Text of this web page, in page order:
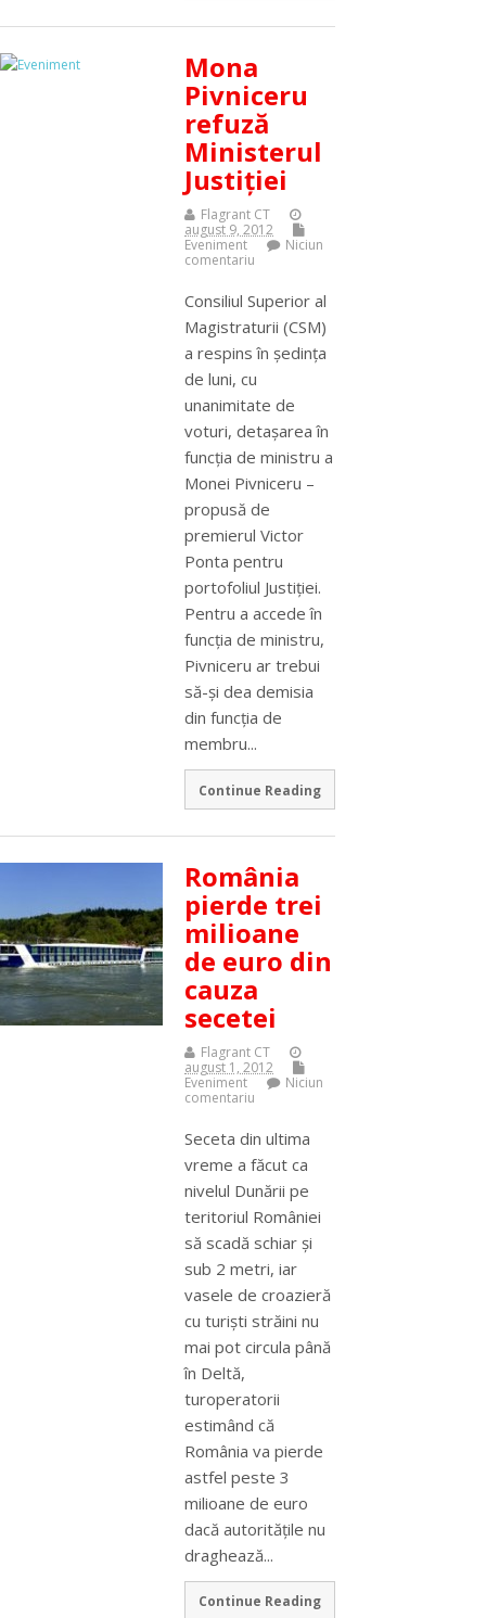
Mona
Pivniceru
refuză
Ministerul
Justiţiei
Flagrant CT
august 9, 2012
Eveniment
Niciun
comentariu
Consiliul Superior al
Magistraturii (CSM)
a respins în şedinţa
de luni, cu
unanimitate de
voturi, detaşarea în
funcţia de ministru a
Monei Pivniceru –
propusă de
premierul Victor
Ponta pentru
portofoliul Justiţiei.
Pentru a accede în
funcţia de ministru,
Pivniceru ar trebui
să-şi dea demisia
din funcţia de
membru...
Continue Reading
România
pierde trei
milioane
de euro din
cauza
secetei
Flagrant CT
august 1, 2012
Eveniment
Niciun
comentariu
Seceta din ultima
vreme a făcut ca
nivelul Dunării pe
teritoriul României
să scadă schiar şi
sub 2 metri, iar
vasele de croazieră
cu turişti străini nu
mai pot circula până
în Deltă,
turoperatorii
estimând că
România va pierde
astfel peste 3
milioane de euro
dacă autorităţile nu
draghează...
Continue Reading